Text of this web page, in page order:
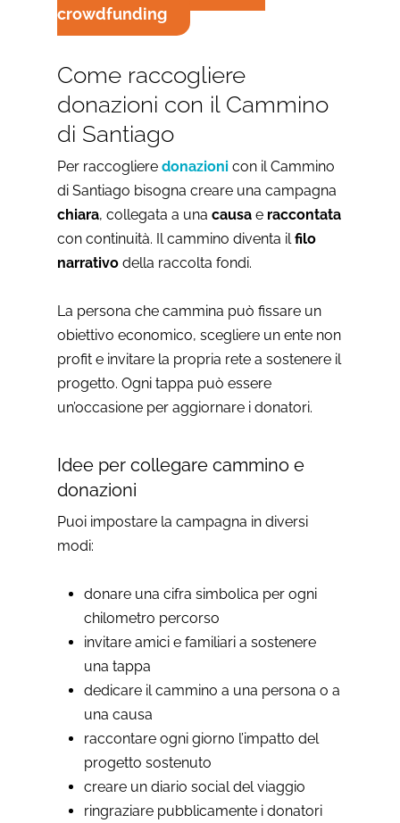
crowdfunding
Come raccogliere
donazioni con il Cammino
di Santiago
Per raccogliere donazioni con il Cammino
di Santiago bisogna creare una campagna
chiara, collegata a una causa e raccontata
con continuità. Il cammino diventa ilfilo
narrativo della raccolta fondi.
La persona che cammina può fissare un
obiettivo economico, scegliere un ente non
profit e invitare la propria rete a sostenere il
progetto. Ogni tappa può essere
un’occasione per aggiornare i donatori.
Idee per collegare cammino e
donazioni
Puoi impostare la campagna in diversi
modi:
donare una cifra simbolica per ogni
chilometro percorso
invitare amici e familiari a sostenere
una tappa
dedicare il cammino a una persona o a
una causa
raccontare ogni giorno l’impatto del
progetto sostenuto
creare un diario social del viaggio
ringraziare pubblicamente i donatori